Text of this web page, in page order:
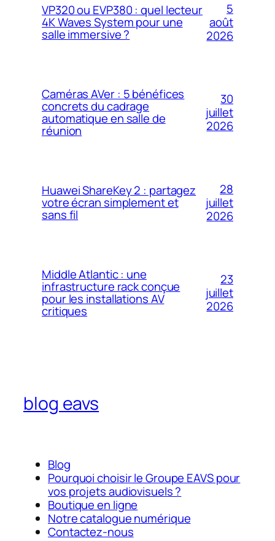
VP320 ou EVP380 : quel lecteur
4K Waves System pour une
salle immersive ?
5
août
2026
Caméras AVer : 5 bénéfices
concrets du cadrage
automatique en salle de
réunion
30
juillet
2026
Huawei ShareKey 2 : partagez
votre écran simplement et
sans fil
28
juillet
2026
Middle Atlantic : une
infrastructure rack conçue
pour les installations AV
critiques
23
juillet
2026
blog eavs
Blog
Pourquoi choisir le Groupe EAVS pour
vos projets audiovisuels ?
Boutique en ligne
Notre catalogue numérique
Contactez-nous